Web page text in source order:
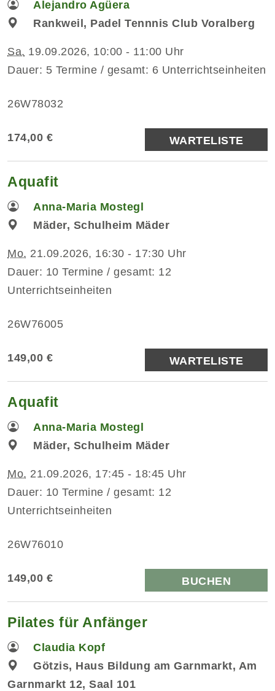
Alejandro Agüera
Rankweil, Padel Tennnis Club Voralberg
Sa. 19.09.2026, 10:00 - 11:00 Uhr
Dauer: 5 Termine / gesamt: 6 Unterrichtseinheiten
26W78032
174,00 € WARTELISTE
Aquafit
Anna-Maria Mostegl
Mäder, Schulheim Mäder
Mo. 21.09.2026, 16:30 - 17:30 Uhr
Dauer: 10 Termine / gesamt: 12
Unterrichtseinheiten
26W76005
149,00 € WARTELISTE
Aquafit
Anna-Maria Mostegl
Mäder, Schulheim Mäder
Mo. 21.09.2026, 17:45 - 18:45 Uhr
Dauer: 10 Termine / gesamt: 12
Unterrichtseinheiten
26W76010
149,00 € BUCHEN
Pilates für Anfänger
Claudia Kopf
Götzis, Haus Bildung am Garnmarkt, Am
Garnmarkt 12, Saal 101